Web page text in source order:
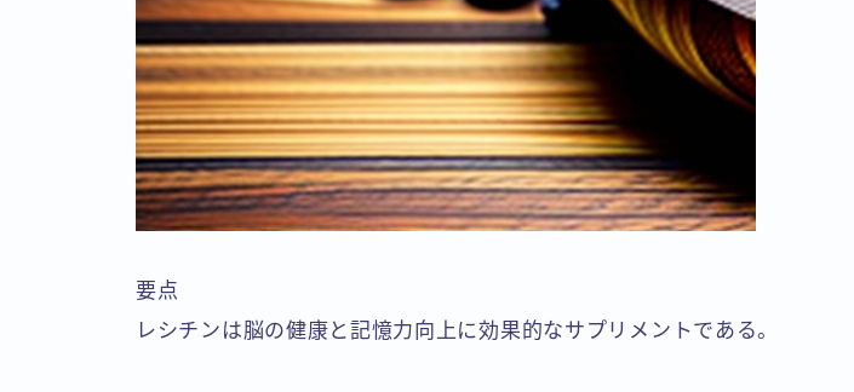
要点
レシチンは脳の健康と記憶力向上に効果的なサプリメントである。